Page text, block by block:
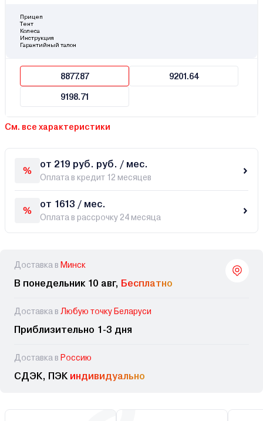
Прицеп
Тент
Колеса
Инструкция
Гарантийный талон
8877.87 9201.64
9198.71
См. все характеристики
от 219 руб. руб. / мес.
Оплата в кредит 12 месяцев
от 1613 / мес.
Оплата в рассрочку 24 месяца
Доставка в Минск
В понедельник 10 авг, Бесплатно
Доставка в Любую точку Беларуси
Приблизительно 1-3 дня
Доставка в Россию
СДЭК, ПЭК индивидуально